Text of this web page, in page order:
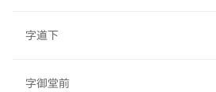
字道下
字御堂前